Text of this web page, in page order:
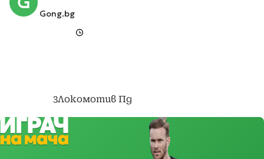
Gong.bg
Лудогорец
3
1
Локомотив Пд